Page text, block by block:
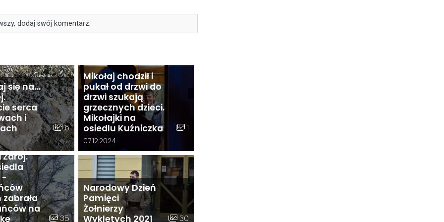
dodaj swój komentarz.
się na…
serca
i
Liczba zdjęć w galerii:
6
galerii:
Mikołaj chodził i
pukał od drzwi do
drzwi szukają
grzecznych dzieci.
Mikołajki na
osiedlu Kuźniczka
Liczba zdjęć w galerii:
1
Data dodania galerii:
07.12.2024
i
Zdrój.
-
zabrała
na
Liczba zdjęć w galerii:
35
Narodowy Dzień
Pamięci
Żołnierzy
Wyklętych 2021
Liczba zdjęć w galerii:
30